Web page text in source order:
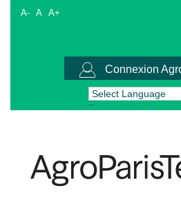
A- A A+
Connexion
Powered by